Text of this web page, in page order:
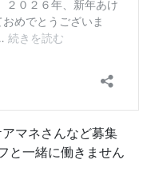
マネさんなど募集
と一緒に働きません